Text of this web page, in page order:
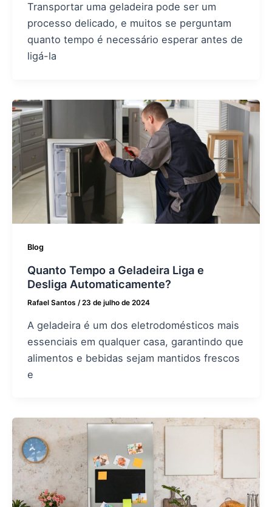
Transportar uma geladeira pode ser um
processo delicado, e muitos se perguntam
quanto tempo é necessário esperar antes de
ligá-la
Blog
Quanto Tempo a Geladeira Liga e
Desliga Automaticamente?
Rafael Santos /23 de julho de 2024
A geladeira é um dos eletrodomésticos mais
essenciais em qualquer casa, garantindo que
alimentos e bebidas sejam mantidos frescos
e